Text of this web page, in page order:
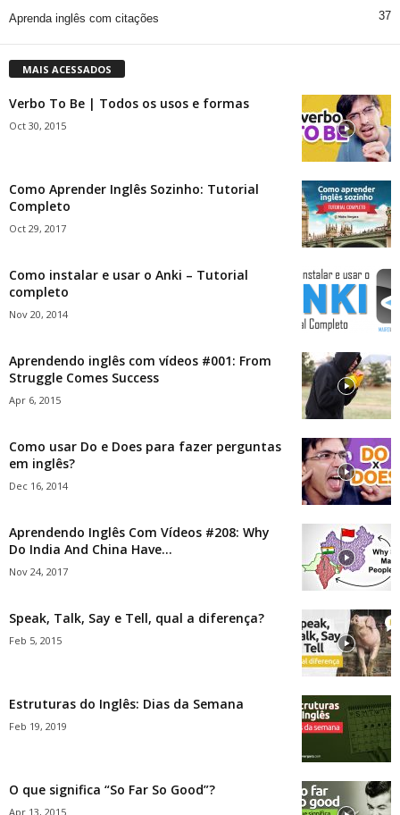
Aprenda inglês com citações 37
MAIS ACESSADOS
Verbo To Be | Todos os usos e formas
Oct 30, 2015
Como Aprender Inglês Sozinho: Tutorial
Completo
Oct 29, 2017
Como instalar e usar o Anki – Tutorial
completo
Nov 20, 2014
Aprendendo inglês com vídeos #001: From
Struggle Comes Success
Apr 6, 2015
Como usar Do e Does para fazer perguntas
em inglês?
Dec 16, 2014
Aprendendo Inglês Com Vídeos #208: Why
Do India And China Have...
Nov 24, 2017
Speak, Talk, Say e Tell, qual a diferença?
Feb 5, 2015
Estruturas do Inglês: Dias da Semana
Feb 19, 2019
O que significa “So Far So Good”?
Apr 13, 2015